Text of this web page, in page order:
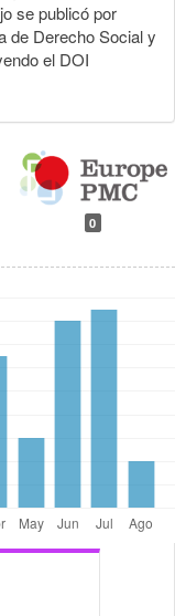
se publicó por
de Derecho Social y
el DOI
0